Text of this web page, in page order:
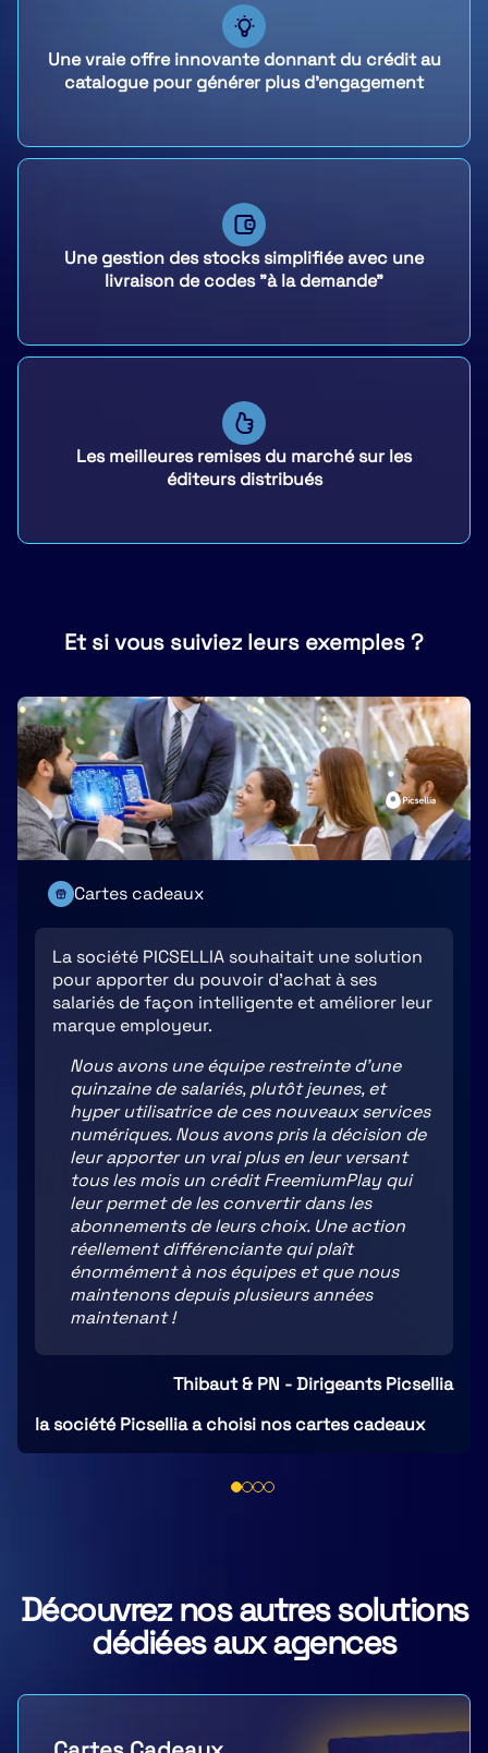
Une vraie offre innovante donnant du crédit au
catalogue pour générer plus d'engagement
Une gestion des stocks simplifiée avec une
livraison de codes "à la demande"
Les meilleures remises du marché sur les
éditeurs distribués
Et si vous suiviez leurs exemples ?
Cartes cadeaux
La société PICSELLIA souhaitait une solution
pour apporter du pouvoir d'achat à ses
salariés de façon intelligente et améliorer leur
marque employeur.
Nous avons une équipe restreinte d'une
quinzaine de salariés, plutôt jeunes, et
hyper utilisatrice de ces nouveaux services
numériques. Nous avons pris la décision de
leur apporter un vrai plus en leur versant
tous les mois un crédit FreemiumPlay qui
leur permet de les convertir dans les
abonnements de leurs choix. Une action
réellement différenciante qui plaît
énormément à nos équipes et que nous
maintenons depuis plusieurs années
maintenant !
Thibaut & PN - Dirigeants Picsellia
la société Picsellia a choisi nos cartes cadeaux
Découvrez nos autres solutions
dédiées aux agences